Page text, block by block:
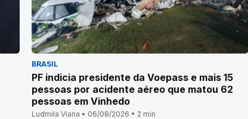
BRASIL
PF indicia presidente da Voepass e mais 15
pessoas por acidente aéreo que matou 62
pessoas em Vinhedo
Ludmila Viana • 06/08/2026 • 2 min